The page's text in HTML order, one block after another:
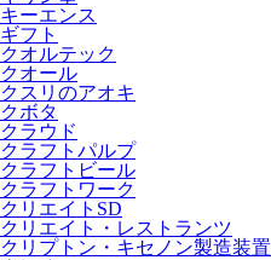
キーエンス
ギフト
クオルテック
クオール
クスリのアオキ
クボタ
クラウド
クラフトパルプ
クラフトビール
クラフトワーク
クリエイトSD
クリエイト・レストランツ
クリプトン・キセノン製造装置